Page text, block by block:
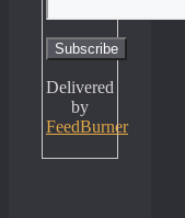
Delivered
by
FeedBurner